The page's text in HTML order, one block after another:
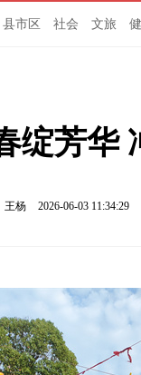
县市区 社会 文旅
绽芳华
王杨 2026-06-03 11:34:29